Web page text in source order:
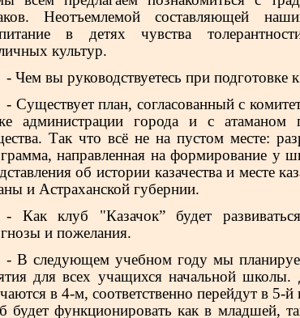
Неотъемлемой составляющей
в детях чувства
культур.
- Чем вы руководствуетесь при подготовке
- Существует план, согласованный с
администрации города и с атаманом
Так что всё не на пустом месте:
направленная на формирование у
об истории казачества и месте
и Астраханской губернии.
- Как клуб "Казачок” будет
и пожелания.
- В следующем учебном году мы
для всех учащихся начальной школы.
в 4-м, соответственно перейдут в 5-
будет функционировать как в младшей,